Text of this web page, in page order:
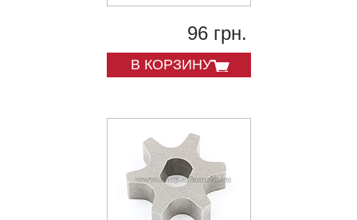
96 грн.
В КОРЗИНУ